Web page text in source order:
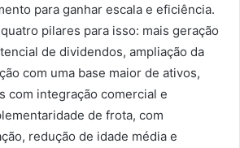
para ganhar escala e eficiência.
pilares para isso: mais geração
de dividendos, ampliação da
com uma base maior de ativos,
com integração comercial e
de frota, com
redução de idade média e